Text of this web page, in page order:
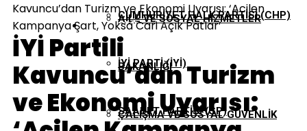
CUMHURIYET HALK PARTISI (CHP)
İYI PARTI (İYİ)
SAADET PARTISI (SP)
AILE VE SOSYAL HIZMETLER
BAKANLIĞI
ÇALIŞMA VE SOSYAL GÜVENLIK
EKONOMI
GÜNDEM
TBMM
Kavuncu’dan Turizm ve Ekonomi Uyarısı: ‘Acilen
Kampanya Şart, Yoksa Cari Açık Patlar’
İYİ Partili
Kavuncu’dan Turizm
ve Ekonomi Uyarısı: